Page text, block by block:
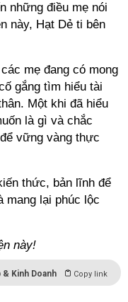
những điều mẹ nói
này, Hạt Dẻ ti bên
mẹ đang có mong
gắng tìm hiểu tài
Một khi đã hiểu
là gì và chắc
vững vàng thực
thức, bản lĩnh để
mang lại phúc lộc
này!
& Kinh Doanh Copy link